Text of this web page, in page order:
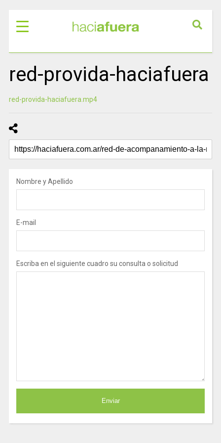
red-provida-haciafuera
red-provida-haciafuera.mp4
Nombre y Apellido
E-mail
Escriba en el siguiente cuadro su consulta o solicitud